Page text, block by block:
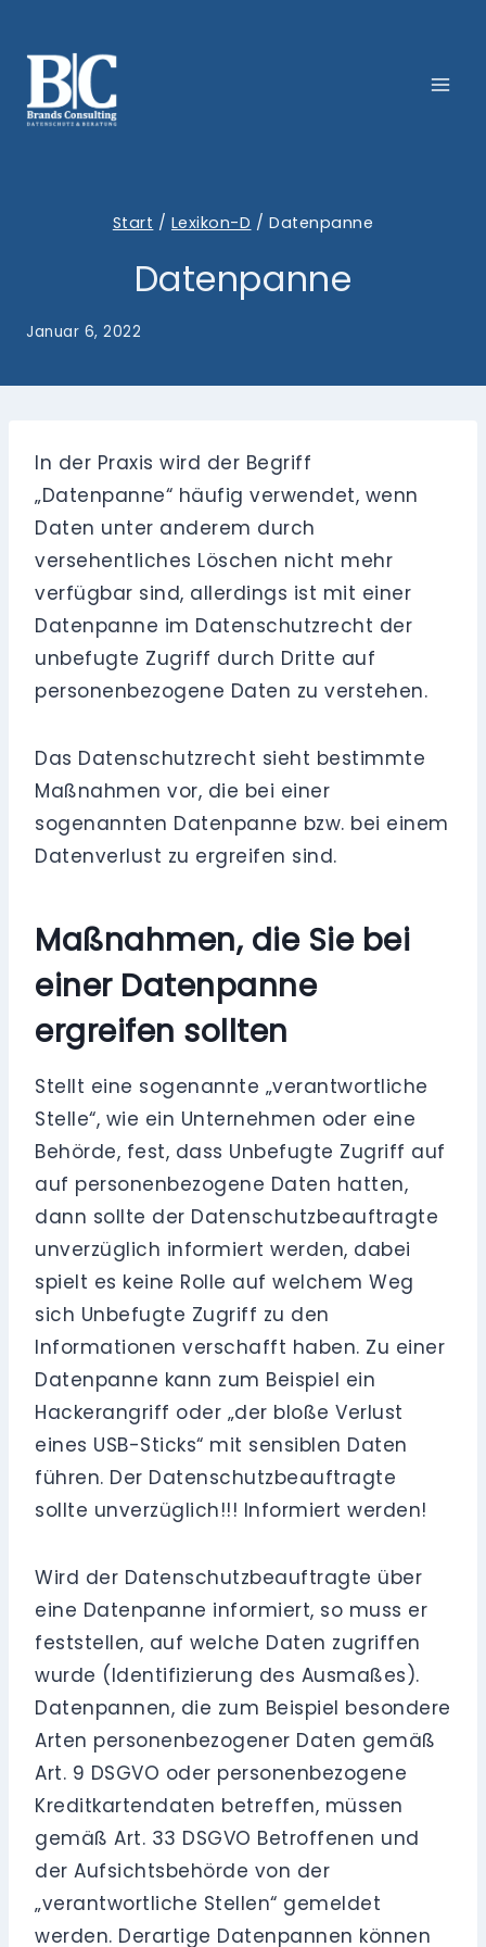
Inhalt
springen
Start / Lexikon-D / Datenpanne
Datenpanne
Januar 6, 2022
In der Praxis wird der Begriff
„Datenpanne“ häufig verwendet, wenn
Daten unter anderem durch
versehentliches Löschen nicht mehr
verfügbar sind, allerdings ist mit einer
Datenpanne im Datenschutzrecht der
unbefugte Zugriff durch Dritte auf
personenbezogene Daten zu verstehen.
Das Datenschutzrecht sieht bestimmte
Maßnahmen vor, die bei einer
sogenannten Datenpanne bzw. bei einem
Datenverlust zu ergreifen sind.
Maßnahmen, die Sie bei
einer Datenpanne
ergreifen sollten
Stellt eine sogenannte „verantwortliche
Stelle“, wie ein Unternehmen oder eine
Behörde, fest, dass Unbefugte Zugriff auf
auf personenbezogene Daten hatten,
dann sollte der Datenschutzbeauftragte
unverzüglich informiert werden, dabei
spielt es keine Rolle auf welchem Weg
sich Unbefugte Zugriff zu den
Informationen verschafft haben. Zu einer
Datenpanne kann zum Beispiel ein
Hackerangriff oder „der bloße Verlust
eines USB-Sticks“ mit sensiblen Daten
führen. Der Datenschutzbeauftragte
sollte unverzüglich!!! Informiert werden!
Wird der Datenschutzbeauftragte über
eine Datenpanne informiert, so muss er
feststellen, auf welche Daten zugriffen
wurde (Identifizierung des Ausmaßes).
Datenpannen, die zum Beispiel besondere
Arten personenbezogener Daten gemäß
Art. 9 DSGVO oder personenbezogene
Kreditkartendaten betreffen, müssen
gemäß Art. 33 DSGVO Betroffenen und
der Aufsichtsbehörde von der
„verantwortliche Stellen“ gemeldet
werden. Derartige Datenpannen können